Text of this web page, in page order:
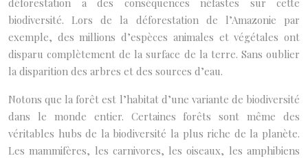
déforestation a des conséquences néfastes sur cette
biodiversité. Lors de la déforestation de l’Amazonie par
exemple, des millions d’espèces animales et végétales ont
disparu complètement de la surface de la terre. Sans oublier
la disparition des arbres et des sources d’eau.
Notons que la forêt est l’habitat d’une variante de biodiversité
dans le monde entier. Certaines forêts sont même des
véritables hubs de la biodiversité la plus riche de la planète.
Les mammifères, les carnivores, les oiseaux, les amphibiens